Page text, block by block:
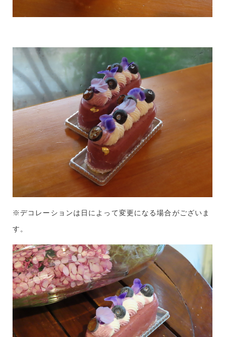
※デコレーションは日によって変更になる場合がございま
す。